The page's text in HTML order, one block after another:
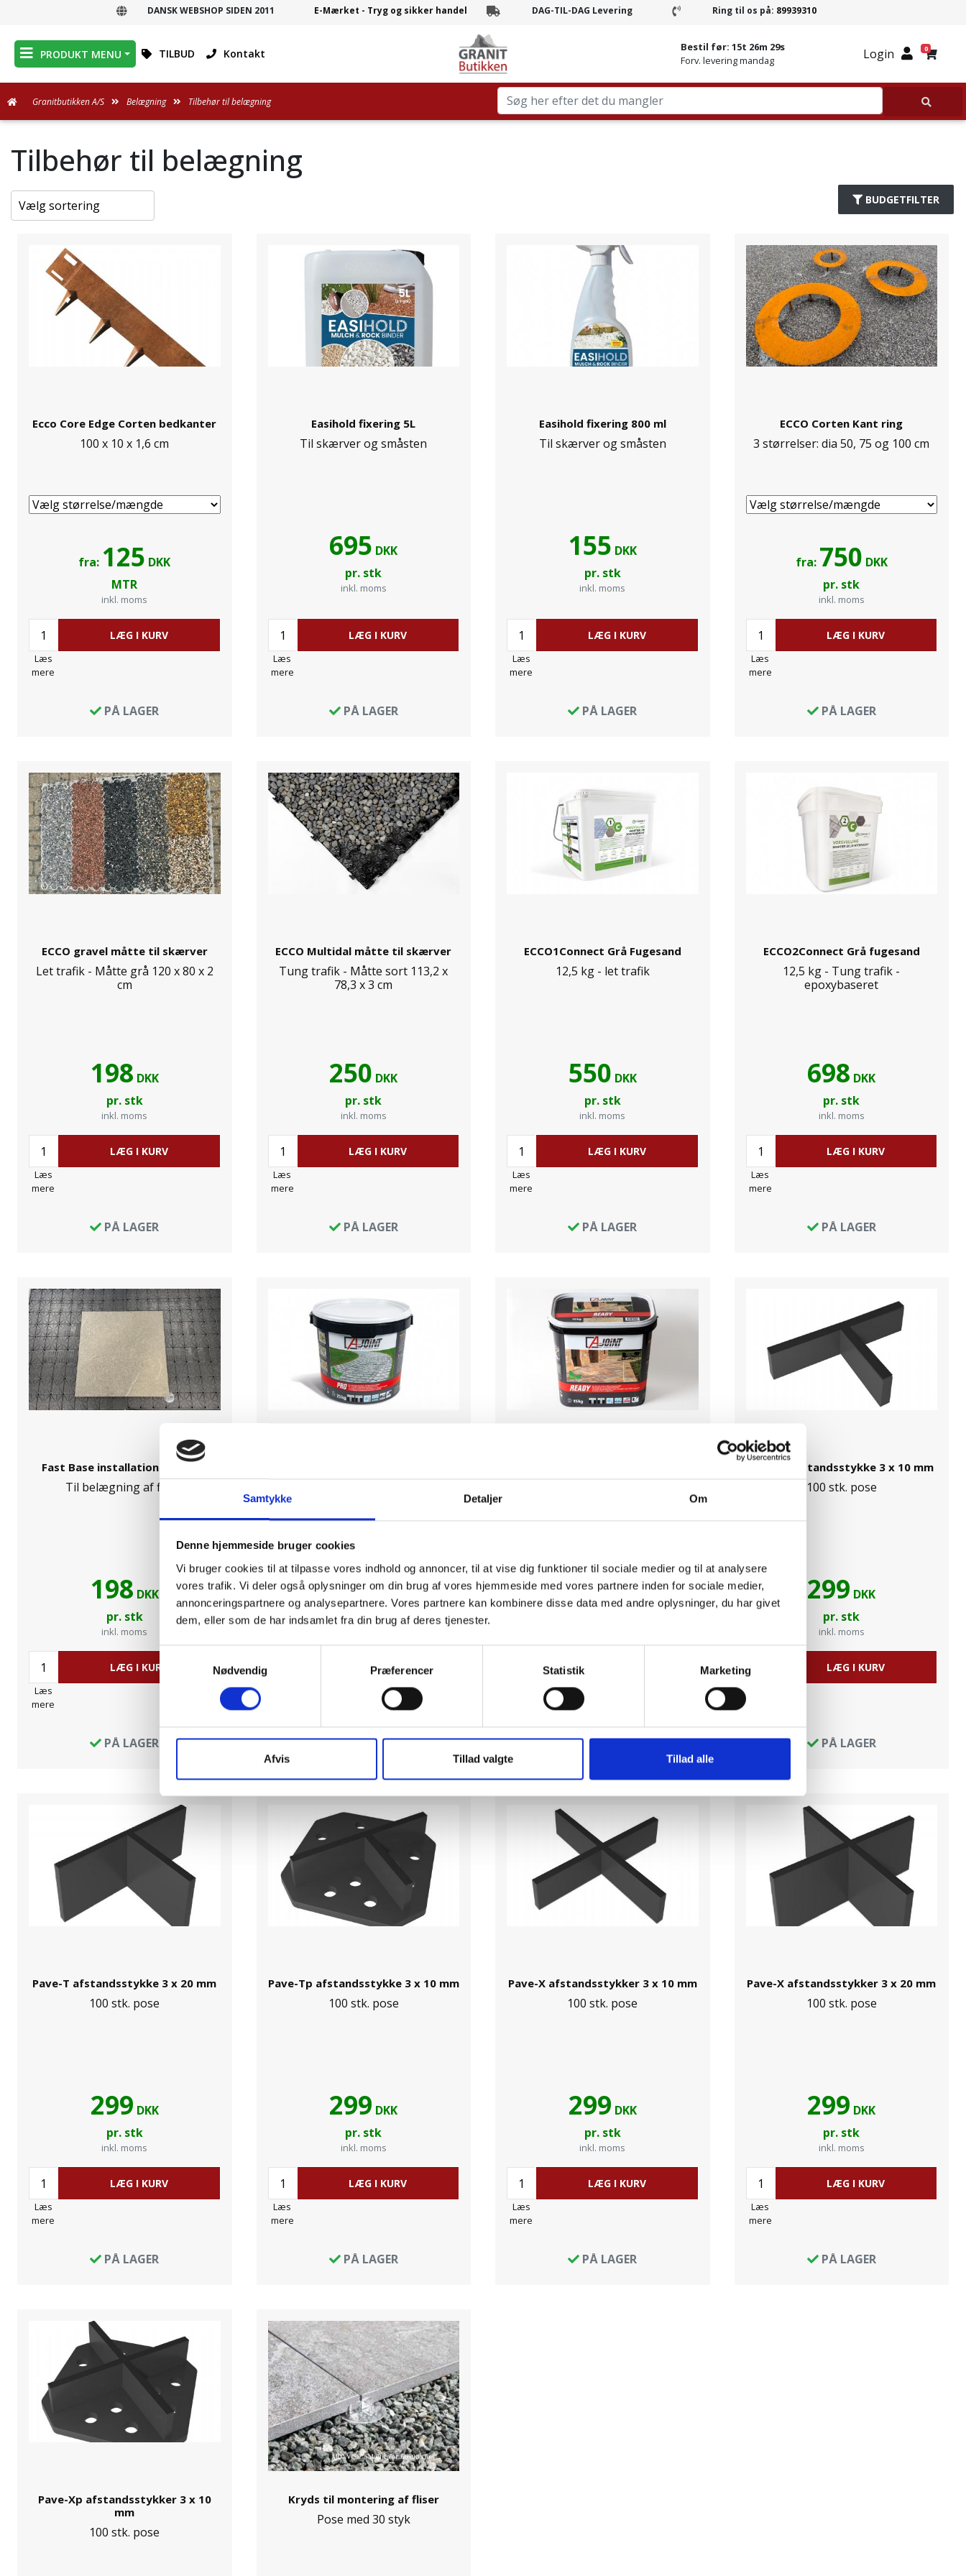
Samtykke Detaljer Om
Denne hjemmeside bruger cookies
Vi bruger cookies til at tilpasse vores indhold og annoncer, til at vise dig funktioner til sociale medier og til at analysere
vores trafik. Vi deler også oplysninger om din brug af vores hjemmeside med vores partnere inden for sociale medier,
annonceringspartnere og analysepartnere. Vores partnere kan kombinere disse data med andre oplysninger, du har givet
dem, eller som de har indsamlet fra din brug af deres tjenester.
Samtykkevalg
Nødvendig
Præferencer Statistik Marketing
Afvis Tillad valgte Tillad alle
Tilbehør til belægning
BUDGETFILTER
Ecco Core Edge Corten bedkanter
100 x 10 x 1,6 cm
fra: 125 DKK
MTR
inkl. moms
Læs
mere
LÆG I KURV
PÅ LAGER
Easihold fixering 5L
Til skærver og småsten
695 DKK
pr. stk
inkl. moms
Læs
mere
LÆG I KURV
PÅ LAGER
Easihold fixering 800 ml
Til skærver og småsten
155 DKK
pr. stk
inkl. moms
Læs
mere
LÆG I KURV
PÅ LAGER
ECCO Corten Kant ring
3 størrelser: dia 50, 75 og 100 cm
fra: 750 DKK
pr. stk
inkl. moms
Læs
mere
LÆG I KURV
PÅ LAGER
ECCO gravel måtte til skærver
Let trafik - Måtte grå 120 x 80 x 2
cm
198 DKK
pr. stk
inkl. moms
Læs
mere
LÆG I KURV
PÅ LAGER
ECCO Multidal måtte til skærver
Tung trafik - Måtte sort 113,2 x
78,3 x 3 cm
250 DKK
pr. stk
inkl. moms
Læs
mere
LÆG I KURV
PÅ LAGER
ECCO1Connect Grå Fugesand
12,5 kg - let trafik
550 DKK
pr. stk
inkl. moms
Læs
mere
LÆG I KURV
PÅ LAGER
ECCO2Connect Grå fugesand
12,5 kg - Tung trafik -
epoxybaseret
698 DKK
pr. stk
inkl. moms
Læs
mere
LÆG I KURV
PÅ LAGER
Fast Base installations system
Til belægning af fliser
198 DKK
pr. stk
inkl. moms
Læs
mere
LÆG I KURV
PÅ LAGER
998DKK
pr. stk
LÆG I KURV
PÅ LAGER
498DKK
PÅ LAGER
Pave-T afstandsstykke 3 x 10 mm
100 stk. pose
299 DKK
pr. stk
inkl. moms
LÆG I KURV
PÅ LAGER
Pave-T afstandsstykke 3 x 20 mm
100 stk. pose
299 DKK
pr. stk
inkl. moms
Læs
mere
LÆG I KURV
PÅ LAGER
Pave-Tp afstandsstykke 3 x 10 mm
100 stk. pose
299 DKK
pr. stk
inkl. moms
Læs
mere
LÆG I KURV
PÅ LAGER
Pave-X afstandsstykker 3 x 10 mm
100 stk. pose
299 DKK
pr. stk
inkl. moms
Læs
mere
LÆG I KURV
PÅ LAGER
Pave-X afstandsstykker 3 x 20 mm
100 stk. pose
299 DKK
pr. stk
inkl. moms
Læs
mere
LÆG I KURV
PÅ LAGER
Pave-Xp afstandsstykker 3 x 10
mm
100 stk. pose
Kryds til montering af fliser
Pose med 30 styk
DANSK WEBSHOP
DANSK WEBSHOP SIDEN 2011 E-Mærket - Tryg og sikker handel Branchens hurtigste levering
DAG-TIL-DAG Levering Ring til Granitbutikken 89939310
Ring til os på: 89939310
Bestil før: 15t 26m 28s
Forv. levering mandag
Login 0
PRODUKT MENU TILBUD Kontakt
Granitbutikken A/S Belægning Tilbehør til belægning